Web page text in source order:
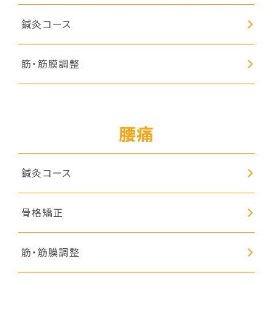
鍼灸コース
筋・筋膜調整
腰痛
鍼灸コース
骨格矯正
筋・筋膜調整